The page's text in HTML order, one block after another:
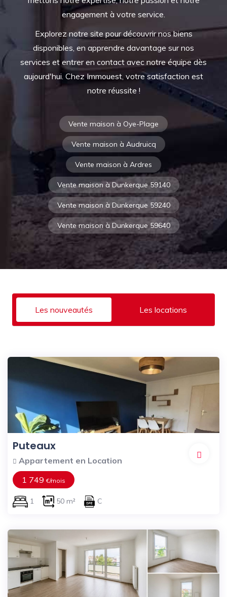
engagement à votre service.
Explorez notre site pour découvrir nos biens
disponibles, en apprendre davantage sur nos
services et entrer en contact avec notre équipe dès
aujourd'hui. Chez Immouest, votre satisfaction est
notre réussite !
Vente maison à Oye-Plage
Vente maison à Audruicq
Vente maison à Ardres
Vente maison à Dunkerque 59140
Vente maison à Dunkerque 59240
Vente maison à Dunkerque 59640
Les nouveautés Les locations
Puteaux
Appartement en Location
1 749€/mois
1 50 m² C